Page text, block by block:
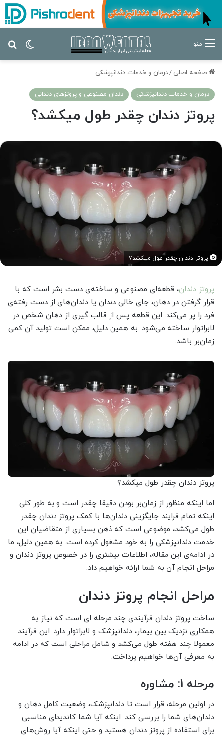
تغییر منو
صفحه اصلی /درمان‌ و خدمات دندانپزشکی
درمان‌ و خدمات دندانپزشکی دندان مصنوعی و پروتزهای دندانی
پروتز دندان چقدر طول میکشد؟
پروتز دندان چقدر طول میکشد؟
پروتز دندان، قطعه‌ای مصنوعی و ساخته‌ی دست بشر است که با
قرار گرفتن در دهان، جای خالی دندان یا دندان‌های از دست رفته‌ی
فرد را پر می‌کند. این قطعه پس از قالب گیری از دهان شخص در
لابراتوار ساخته می‌شود. به همین دلیل، ممکن است تولید آن کمی
زمان‌بر باشد.
پروتز دندان چقدر طول میکشد؟
اما اینکه منظور از زمان‌بر بودن دقیقا چقدر است و به طور کلی
اینکه تمام فرایند جایگزینی دندان‌ها با کمک پروتز دندان چقدر
طول می‌کشد، موضوعی است که ذهن بسیاری از متقاضیان این
خدمت دندانپزشکی را به خود مشغول کرده است. به همین دلیل، ما
در ادامه‌ی این مقاله، اطلاعات بیشتری را در خصوص پروتز دندان و
مراحل انجام آن به شما ارائه خواهیم داد.
مراحل انجام پروتز دندان
ساخت پروتز دندان فرآیندی چند مرحله ای است که نیاز به
همکاری نزدیک بین بیمار، دندانپزشک و لابراتوار دارد. این فرآیند
معمولا چند هفته طول می‌کشد و شامل مراحلی است که در ادامه
به معرفی آن‌ها خواهیم پرداخت.
مرحله 1: مشاوره
در اولین مرحله، قرار است تا دندانپزشک، وضعیت کامل دهان و
دندان‌های شما را بررسی کند. اینکه آیا شما کاندیدای مناسبی
برای استفاده از پروتز دندان هستید و حتی اینکه آیا روش‌های